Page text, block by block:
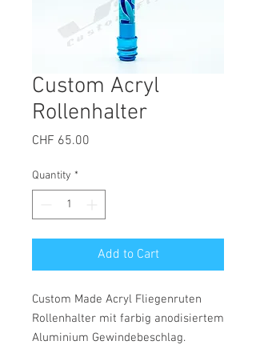
Custom Acryl
Rollenhalter
CHF 65.00
Quantity *
Add to Cart
Custom Made Acryl Fliegenruten
Rollenhalter mit farbig anodisiertem
Aluminium Gewindebeschlag.